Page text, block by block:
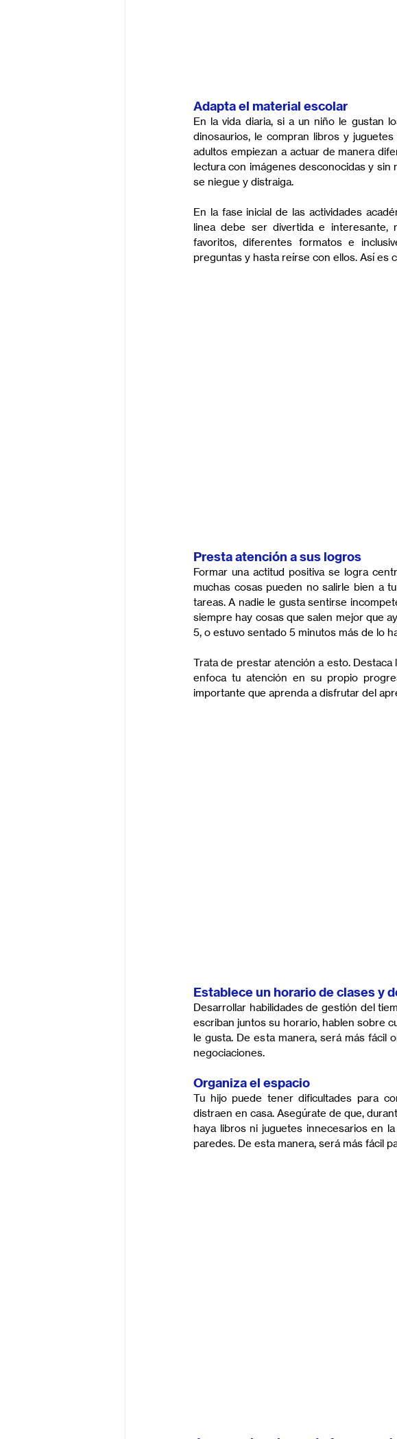
Adapta el material escolar
En la vida diaria, si a un niño le gustan
dinosaurios, le compran libros y
adultos empiezan a actuar de manera
lectura con imágenes desconocidas y sin
se niegue y distraiga.
En la fase inicial de las actividades
linea debe ser divertida e interesante,
favoritos, diferentes formatos e
preguntas y hasta reírse con ellos. Así es
Presta atención a sus logros
Formar una actitud positiva se logra
muchas cosas pueden no salirle bien a
tareas. A nadie le gusta sentirse
siempre hay cosas que salen mejor que
5, o estuvo sentado 5 minutos más de lo
Trata de prestar atención a esto.
enfoca tu atención en su propio
importante que aprenda a disfrutar del
Establece un horario de clases y
Desarrollar habilidades de gestión del
escriban juntos su horario, hablen sobre
le gusta. De esta manera, será más
negociaciones.
Organiza el espacio
Tu hijo puede tener dificultades para
distraen en casa. Asegúrate de que,
haya libros ni juguetes innecesarios en
paredes. De esta manera, será más fácil